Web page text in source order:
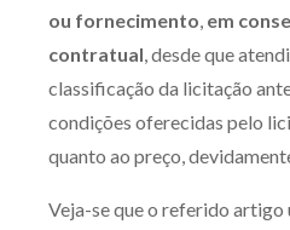
Receba
Batel Curitiba/PR
ou fornecimento, em
contratual, desde que
classificação da licitação
condições oferecidas pelo
quanto ao preço,
Veja-se que o referido artigo